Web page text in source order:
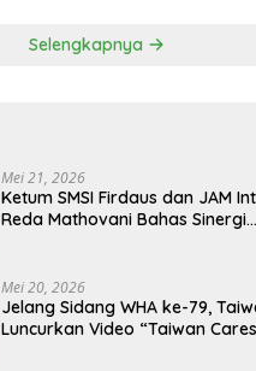
Selengkapnya
Mei 21, 2026
Ketum SMSI Firdaus dan JAM
Reda Mathovani Bahas Sinergi
MBG, Perkuat Pengawasan
Pemerintah
Mei 20, 2026
Jelang Sidang WHA ke-79,
Luncurkan Video “Taiwan